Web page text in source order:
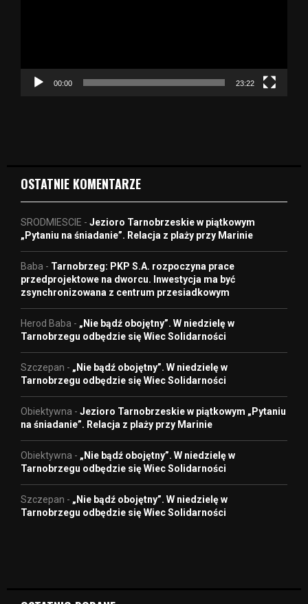
c
00:00 23:22
OSTATNIE KOMENTARZE
SRODMIESCIE - Jezioro Tarnobrzeskie w piątkowym
„Pytaniu na śniadanie”. Relacja z plaży przy Marinie
Baba - Tarnobrzeg: PKP S.A. rozpoczyna prace
przedprojektowe na dworcu. Inwestycja ma być
zsynchronizowana z centrum przesiadkowym
Herod Baba - „Nie bądź obojętny”. W niedzielę w
Tarnobrzegu odbędzie się Wiec Solidarności
Szczepan - „Nie bądź obojętny”. W niedzielę w
Tarnobrzegu odbędzie się Wiec Solidarności
Obiektywna - Jezioro Tarnobrzeskie w piątkowym „Pytaniu
na śniadanie”. Relacja z plaży przy Marinie
Obiektywna - „Nie bądź obojętny”. W niedzielę w
Tarnobrzegu odbędzie się Wiec Solidarności
Szczepan - „Nie bądź obojętny”. W niedzielę w
Tarnobrzegu odbędzie się Wiec Solidarności